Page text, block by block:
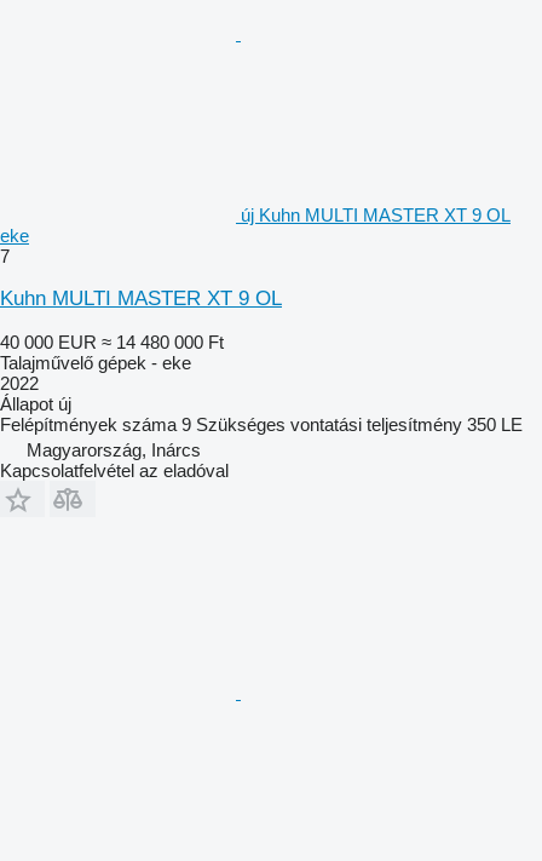
új Kuhn MULTI MASTER XT 9 OL
eke
7
Kuhn MULTI MASTER XT 9 OL
40 000 EUR ≈ 14 480 000 Ft
Talajművelő gépek - eke
2022
Állapot új
Felépítmények száma 9 Szükséges vontatási teljesítmény 350 LE
Magyarország, Inárcs
Kapcsolatfelvétel az eladóval